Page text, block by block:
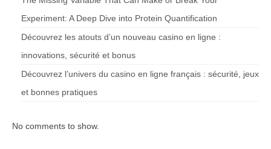
Experiment: A Deep Dive into Protein Quantification
Découvrez les atouts d’un nouveau casino en ligne :
innovations, sécurité et bonus
Découvrez l’univers du casino en ligne français : sécurité, jeux
et bonnes pratiques
No comments to show.